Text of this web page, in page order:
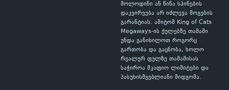
მოლოდინი ან წინა სპინების
დაკვირვება არ იძლევა მოგების
გარანტიას. ამიტომ King of Cats
Megaways-ის ქულებზე თამაში
უნდა განიხილოთ როგორც
გართობა და გაცნობა, ხოლო
რეალურ ფულზე თამაშისას
საჭიროა მკაფიო ლიმიტები და
პასუხისმგებლიანი მიდგომა.